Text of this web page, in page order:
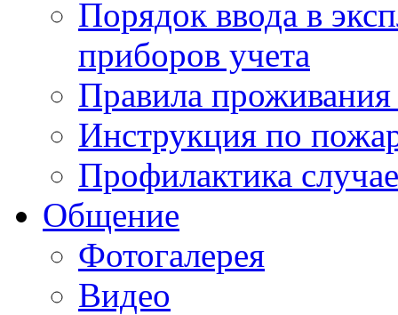
Порядок ввода в
приборов учета
Правила
Инструкция по
Профилактика
Общение
Фотогалерея
Видео